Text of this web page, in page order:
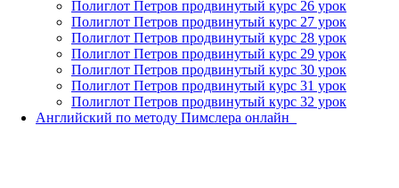
Полиглот Петров продвинутый курс 26 урок
Полиглот Петров продвинутый курс 27 урок
Полиглот Петров продвинутый курс 28 урок
Полиглот Петров продвинутый курс 29 урок
Полиглот Петров продвинутый курс 30 урок
Полиглот Петров продвинутый курс 31 урок
Полиглот Петров продвинутый курс 32 урок
Английский по методу Пимслера онлайн_